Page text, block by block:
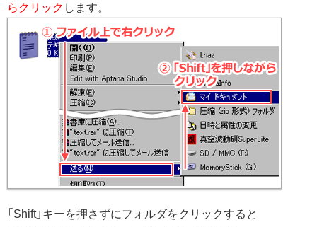
らクリック します。
「Shift」キーを押さずにフォルダをクリックすると